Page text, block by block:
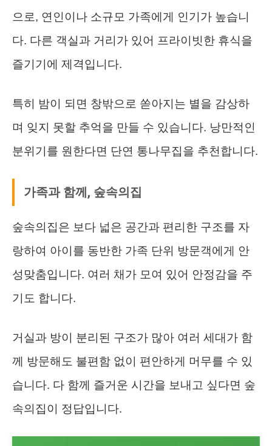
으로, 연인이나 소규모 가족에게 인기가 높습니
다. 다른 객실과 거리가 있어 프라이빗한 휴식을
즐기기에 제격입니다.
특히 밤이 되면 창밖으로 쏟아지는 별을 감상하
며 잊지 못할 추억을 만들 수 있습니다. 낭만적인
분위기를 원한다면 단연 통나무집을 추천합니다.
가족과 함께, 숲속의집
숲속의집은 보다 넓은 공간과 편리한 구조를 자
랑하여 아이를 동반한 가족 단위 방문객에게 안
성맞춤입니다. 여러 채가 모여 있어 안정감을 주
기도 합니다.
거실과 방이 분리된 구조가 많아 여러 세대가 함
께 방문해도 불편함 없이 편안하게 머무를 수 있
습니다. 다 함께 즐거운 시간을 보내고 싶다면 숲
속의집이 정답입니다.